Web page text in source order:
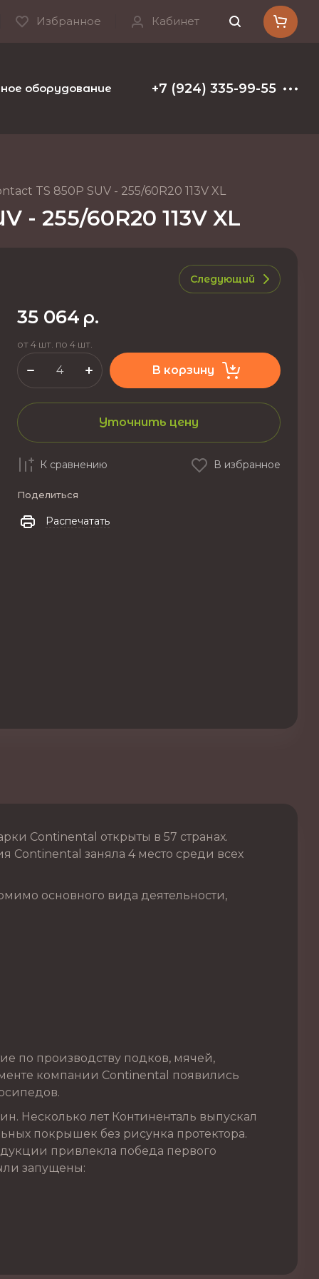
Избранное Кабинет
оборудование и расходные материалы
+7 (924) 335-99-55
TS 850P SUV - 255/60R20 113V XL
255/60R20 113V XL
Следующий
35 064 р.
от 4 шт. по 4 шт.
В корзину
Уточнить цену
К сравнению В избранное
Поделиться
Распечатать
Continental открыты в 57 странах.
Continental заняла 4 место среди всех
основного вида деятельности,
по производству подков, мячей,
компании Continental появились
Несколько лет Континенталь выпускал
покрышек без рисунка протектора.
привлекла победа первого
запущены: